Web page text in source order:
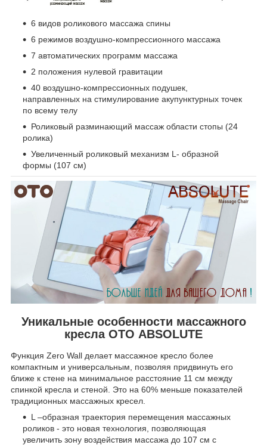
6 видов роликового массажа спины
6 режимов воздушно-компрессионного массажа
7 автоматических программ массажа
2 положения нулевой гравитации
40 воздушно-компрессионных подушек,
направленных на стимулирование акупунктурных точек
по всему телу
Роликовый разминающий массаж области стопы (24
ролика)
Увеличенный роликовый механизм L- образной
формы (107 см)
Уникальные особенности массажного
кресла ОТО ABSOLUTE
Функция Zero Wall делает массажное кресло более
компактным и универсальным, позволяя придвинуть его
ближе к стене на минимальное расстояние 11 см между
спинкой кресла и стеной. Это на 60% меньше показателей
традиционных массажных кресел.
L –образная траектория перемещения массажных
роликов - это новая технология, позволяющая
увеличить зону воздействия массажа до 107 см с